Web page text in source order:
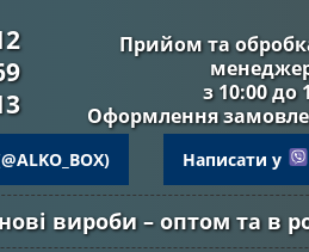
Прийом та
з 10:00 до
Оформлення
Написати у
вироби – оптом та в